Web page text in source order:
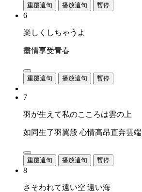
重覆這句 播放這句 暫停
6
楽しくしちゃうよ
盡情享受青春
重覆這句 播放這句 暫停
7
羽が生えて私のこころは雲の上
如同生了羽翼般 心情高昂直奔雲端
重覆這句 播放這句 暫停
8
さそわれて遠い空 遠い海